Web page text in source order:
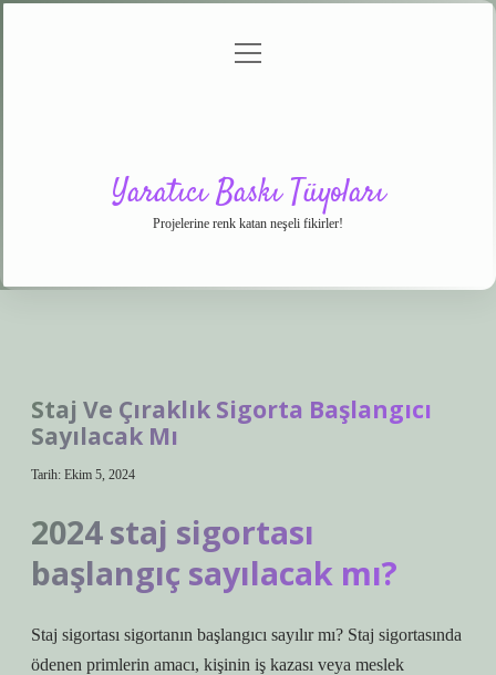
menüyü
Yaratıcı Baskı Tüyoları
Projelerine renk katan neşeli fikirler!
Staj Ve Çıraklık Sigorta Başlangıcı
Sayılacak Mı
Tarih: Ekim 5, 2024
2024 staj sigortası
başlangıç sayılacak mı?
Staj sigortası sigortanın başlangıcı sayılır mı? Staj sigortasında
ödenen primlerin amacı, kişinin iş kazası veya meslek